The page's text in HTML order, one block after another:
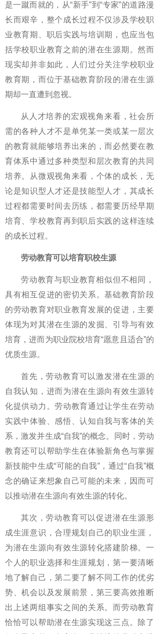
是一蹴而就的，从“新手”到“专家”的道路漫
长而艰辛，整个成长过程不仅涉及学校职
业教育期、职后实践与培训期，也应当包
括学校职业教育之前的潜在生源期。然而
现实却并非如此，人们过分关注学校职业
教育期，而位于基础教育阶段的潜在生源
期却一直遭到忽视。
从人才培养的宏观视角来看，社会所
需的各种人才不是单凭某一类或某一层次
的教育就能够培养出来的，而必然要在教
育体系中通过多种类型和层次教育的共同
培养。从微观视角来看，个体的成长，无
论是知识型人才还是技能型人才，其成长
过程都需要时间去历练，都需要历经早期
培育、学校教育再到职后实践的这样连续
的成长过程。
劳动教育可以培育职校生源
劳动教育与职业教育相似但不相同，
具有相互促进的密切关系。基础教育阶段
的劳动教育对职业教育发展的促进，主要
体现为对其潜在生源的发掘、引导与有效
培育，进而为职业院校培育“愿意且适合”的
优质生源。
首先，劳动教育可以激发潜在生源的
自我认知，进而为潜在生源向有效生源转
化提供动力。劳动教育通过让学生在劳动
实践中体验、感悟、认知自我与客体的关
系，激发并生成“自我”的概念。同时，劳动
教育还可以帮助学生在体验新角色与掌握
新技能中生成“可能的自我”，通过“自我”概
念的确证来想象自己可能的未来，因而可
以推动潜在生源向有效生源的转化。
其次，劳动教育可以促进潜在生源形
成生涯意识，合理规划自己的职业生涯，
为潜在生源向有效生源转化搭建阶梯。一
个人的职业选择和生涯规划，第一要清晰
地了解自己，第二要了解不同工作的优劣
势、机会以及发展前景，第三要高效推断
出上述两组事实之间的关系。而劳动教育
恰恰可以帮助潜在生源实现这三点。除了